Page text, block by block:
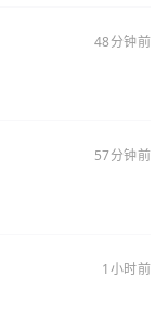
48分钟前
57分钟前
1小时前